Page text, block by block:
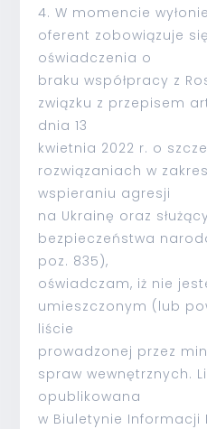
4. W momencie
oferent zobowiązuje
oświadczenia o
braku współpracy z
związku z przepisem
dnia 13
kwietnia 2022 r. o
rozwiązaniach w
wspieraniu agresji
na Ukrainę oraz
bezpieczeństwa
poz. 835),
oświadczam, iż nie
umieszczonym (lub
liście
prowadzonej przez
spraw wewnętrznych.
opublikowana
w Biuletynie Informacji